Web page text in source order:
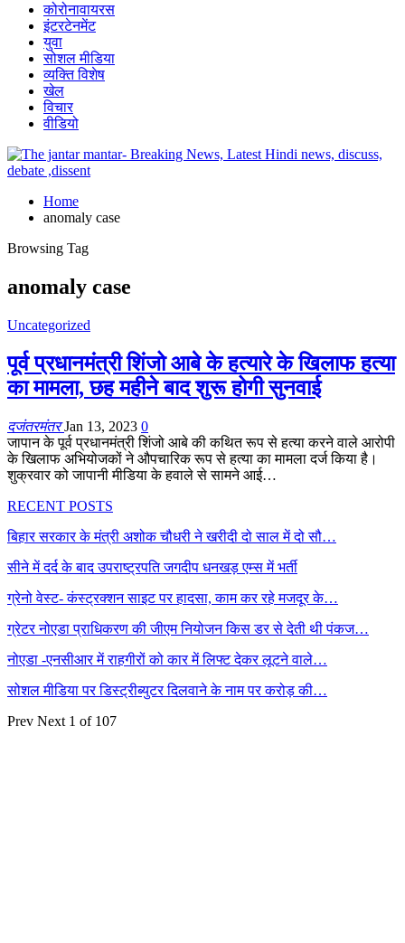
कोरोनावायरस
इंटरटेनमेंट
युवा
सोशल मीडिया
व्यक्ति विशेष
खेल
विचार
वीडियो
Home
anomaly case
Browsing Tag
anomaly case
Uncategorized
पूर्व प्रधानमंत्री शिंजो आबे के हत्यारे के खिलाफ हत्या
का मामला, छह महीने बाद शुरू होगी सुनवाई
दजंतरमंतरJan 13, 2023 0
जापान के पूर्व प्रधानमंत्री शिंजो आबे की कथित रूप से हत्या करने वाले आरोपी
के खिलाफ अभियोजकों ने औपचारिक रूप से हत्या का मामला दर्ज किया है।
शुक्रवार को जापानी मीडिया के हवाले से सामने आई…
RECENT POSTS
बिहार सरकार के मंत्री अशोक चौधरी ने खरीदी दो साल में दो सौ…
सीने में दर्द के बाद उपराष्ट्रपति जगदीप धनखड़ एम्स में भर्ती
ग्रेनो वेस्ट- कंस्ट्रक्शन साइट पर हादसा, काम कर रहे मजदूर के…
ग्रेटर नोएडा प्राधिकरण की जीएम नियोजन किस डर से देती थी पंकज…
नोएडा -एनसीआर में राहगीरों को कार में लिफ्ट देकर लूटने वाले…
सोशल मीडिया पर डिस्ट्रीब्युटर दिलवाने के नाम पर करोड़ की…
Prev Next 1 of 107